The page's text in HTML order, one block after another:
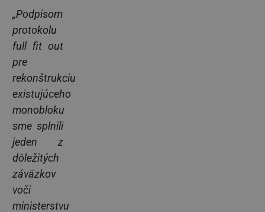
„Podpisom
protokolu
full fit out
pre
rekonštrukciu
existujúceho
monobloku
sme splnili
jeden z
dôležitých
záväzkov
voči
ministerstvu